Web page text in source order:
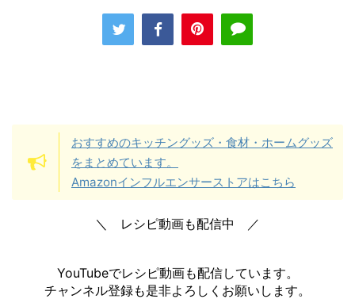
おすすめのキッチングッズ・食材・ホームグッズ
をまとめています。
Amazonインフルエンサーストアはこちら
＼ レシピ動画も配信中 ／
YouTubeでレシピ動画も配信しています。
チャンネル登録も是非よろしくお願いします。